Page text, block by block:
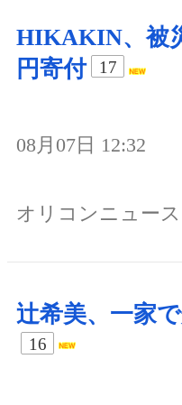
HIKAKIN、被
円寄付
17
08月07日 12:32
オリコンニュース
辻希美、一家
16